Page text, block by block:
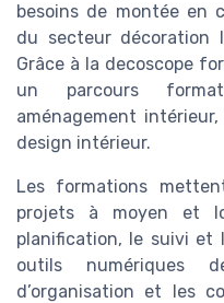
besoins de montée en
du secteur décoration
Grâce à la decoscope
un parcours
aménagement
design intérieur.
Les formations
projets à moyen et
planification, le suivi et
outils numériques
d’organisation et les